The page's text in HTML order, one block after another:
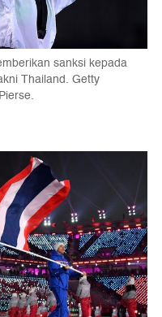
sanksi kepada
Thailand. Getty